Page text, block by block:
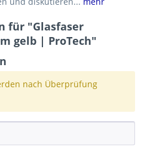
für "Glasfaser
gelb | ProTech"
nach Überprüfung